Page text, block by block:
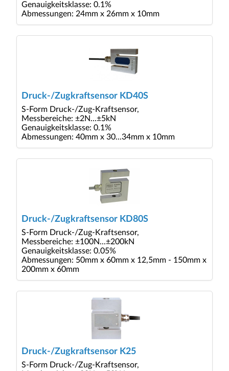
Genauigkeitsklasse: 0.1%
Abmessungen: 24mm x 26mm x 10mm
Druck-/Zugkraftsensor KD40S
S-Form Druck-/Zug-Kraftsensor,
Messbereiche: ±2N...±5kN
Genauigkeitsklasse: 0.1%
Abmessungen: 40mm x 30...34mm x 10mm
Druck-/Zugkraftsensor KD80S
S-Form Druck-/Zug-Kraftsensor,
Messbereiche: ±100N...±200kN
Genauigkeitsklasse: 0.05%
Abmessungen: 50mm x 60mm x 12,5mm - 150mm x
200mm x 60mm
Druck-/Zugkraftsensor K25
S-Form Druck-/Zug-Kraftsensor,